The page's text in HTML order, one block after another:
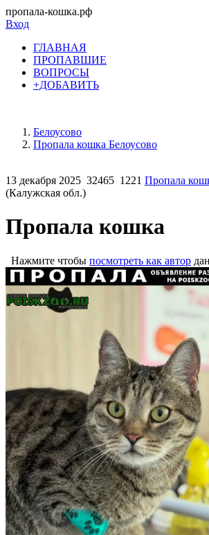
пропала-кошка.рф
Вход
ГЛАВНАЯ
ПРОПАВШИЕ
ВОПРОСЫ
+ДОБАВИТЬ
Белоусово
Пропала кошка Белоусово
13 декабря 2025 32465 1221 Пропала
(Калужская обл.)
Пропала кошка
Нажмите чтобы посмотреть как автор